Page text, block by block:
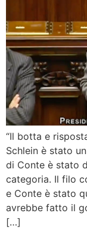
“Il botta e
Schlein è stato
di Conte è stato
categoria. Il filo
e Conte è stato
avrebbe fatto il
[…]